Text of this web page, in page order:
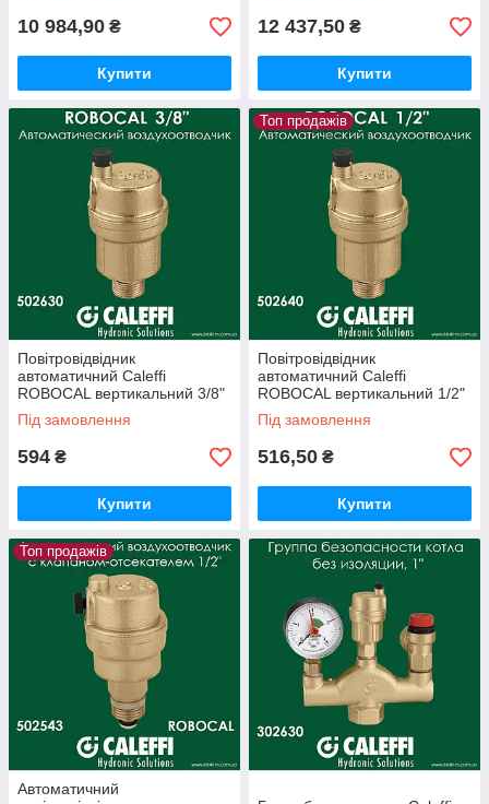
10 984,90 ₴
Купити
12 437,50 ₴
Купити
Повітровідвідник
автоматичний Caleffi
ROBOCAL вертикальний 3/8"
(502630)
Під замовлення
594 ₴
Купити
Топ продажів
Повітровідвідник
автоматичний Caleffi
ROBOCAL вертикальний 1/2"
(502640)
Під замовлення
516,50 ₴
Купити
Топ продажів
Автоматичний